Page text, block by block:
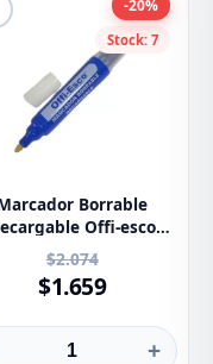
Stock: 7
-20%
Borrable
Offi-esco
OE-506 Azul
$2.074
$1.659
+